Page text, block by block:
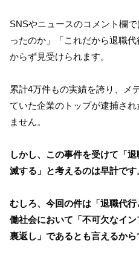
SNSやニュースのコメント欄
ったのか」「これだから退職
からず見受けられます。
累計4万件もの実績を誇り、メ
ていた企業のトップが逮捕さ
ません。
しかし、この事件を受けて「
滅する」と考えるのは早計です
むしろ、今回の件は「退職代
働社会において「不可欠なイ
裏返し」であるとも言えるから